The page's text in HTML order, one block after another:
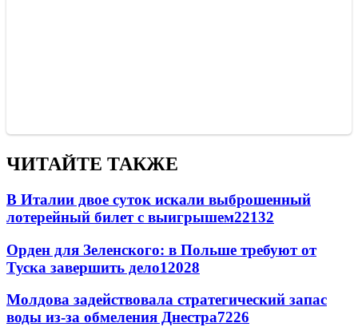
ЧИТАЙТЕ ТАКЖЕ
В Италии двое суток искали выброшенный
лотерейный билет с выигрышем22132
Орден для Зеленского: в Польше требуют от
Туска завершить дело12028
Молдова задействовала стратегический запас
воды из-за обмеления Днестра7226